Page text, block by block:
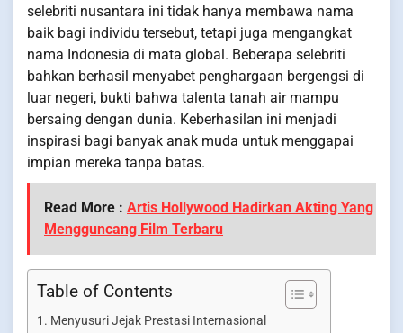
selebriti nusantara ini tidak hanya membawa nama
baik bagi individu tersebut, tetapi juga mengangkat
nama Indonesia di mata global. Beberapa selebriti
bahkan berhasil menyabet penghargaan bergengsi di
luar negeri, bukti bahwa talenta tanah air mampu
bersaing dengan dunia. Keberhasilan ini menjadi
inspirasi bagi banyak anak muda untuk menggapai
impian mereka tanpa batas.
Read More : Artis Hollywood Hadirkan Akting Yang
Mengguncang Film Terbaru
Table of Contents
Menyusuri Jejak Prestasi Internasional